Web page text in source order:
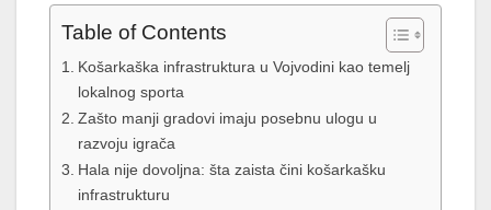
Table of Contents
Košarkaška infrastruktura u Vojvodini kao temelj
lokalnog sporta
Zašto manji gradovi imaju posebnu ulogu u
razvoju igrača
Hala nije dovoljna: šta zaista čini košarkašku
infrastrukturu